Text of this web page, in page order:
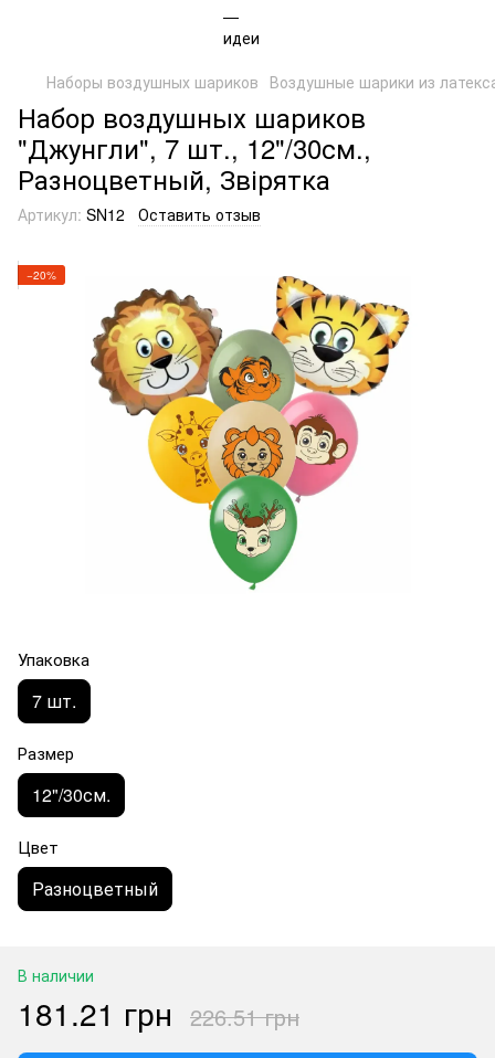
Наборы воздушных шариков Воздушные шарики из
Набор воздушных шариков
"Джунгли", 7 шт., 12"/30см.,
Разноцветный, Звірятка
Артикул: SN12 Оставить отзыв
−20%
Упаковка
7 шт.
Размер
12"/30см.
Цвет
Разноцветный
В наличии
181.21 грн 226.51 грн